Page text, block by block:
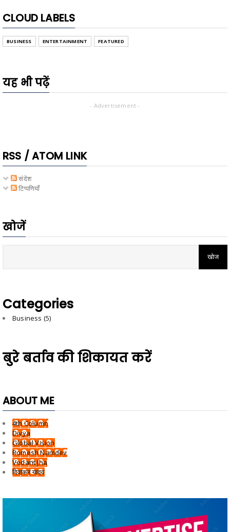
CLOUD LABELS
BUSINESS ENTERTAINMENT FEATURED
यह भी पढ़ें
- Advertisement -
RSS / ATOM LINK
संदेश
टिप्पणियाँ
खोजें
Categories
Business (5)
बुरे बर्ताव की शिकायत करें
ABOUT ME
4th Column
Divya
Global Vision
Romesh Namdev
Vedant Jha
दिवाकर यादव